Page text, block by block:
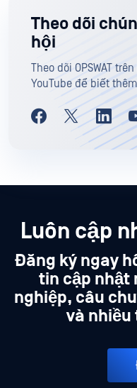
Theo dõi
hội
Theo dõi OPSWAT
YouTube để biết
Luôn cập
Đăng ký ngay
tin cập nhật
nghiệp, câu
và nhiều